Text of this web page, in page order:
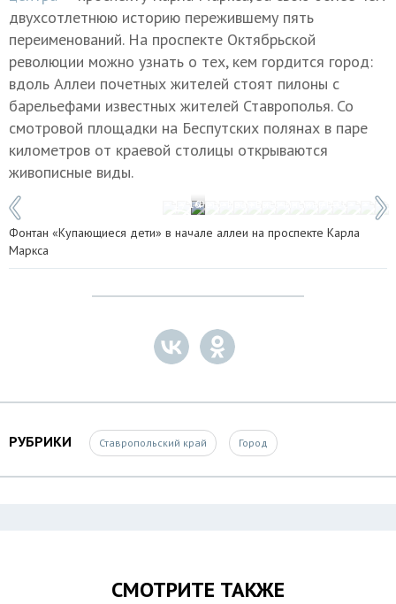
двухсотлетнюю историю пережившему пять
переименований. На проспекте Октябрьской
революции можно узнать о тех, кем гордится город:
вдоль Аллеи почетных жителей стоят пилоны с
барельефами известных жителей Ставрополья. Со
смотровой площадки на Беспутских полянах в паре
километров от краевой столицы открываются
живописные виды.
Фото: Иван Высочинский/ТАСС
1 / 16
Фонтан «Купающиеся дети» в начале аллеи на проспекте Карла
Маркса
РУБРИКИ Ставропольский край Город
СМОТРИТЕ ТАКЖЕ